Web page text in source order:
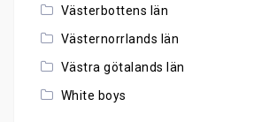
Västerbottens län
Västernorrlands län
Västra götalands län
White boys